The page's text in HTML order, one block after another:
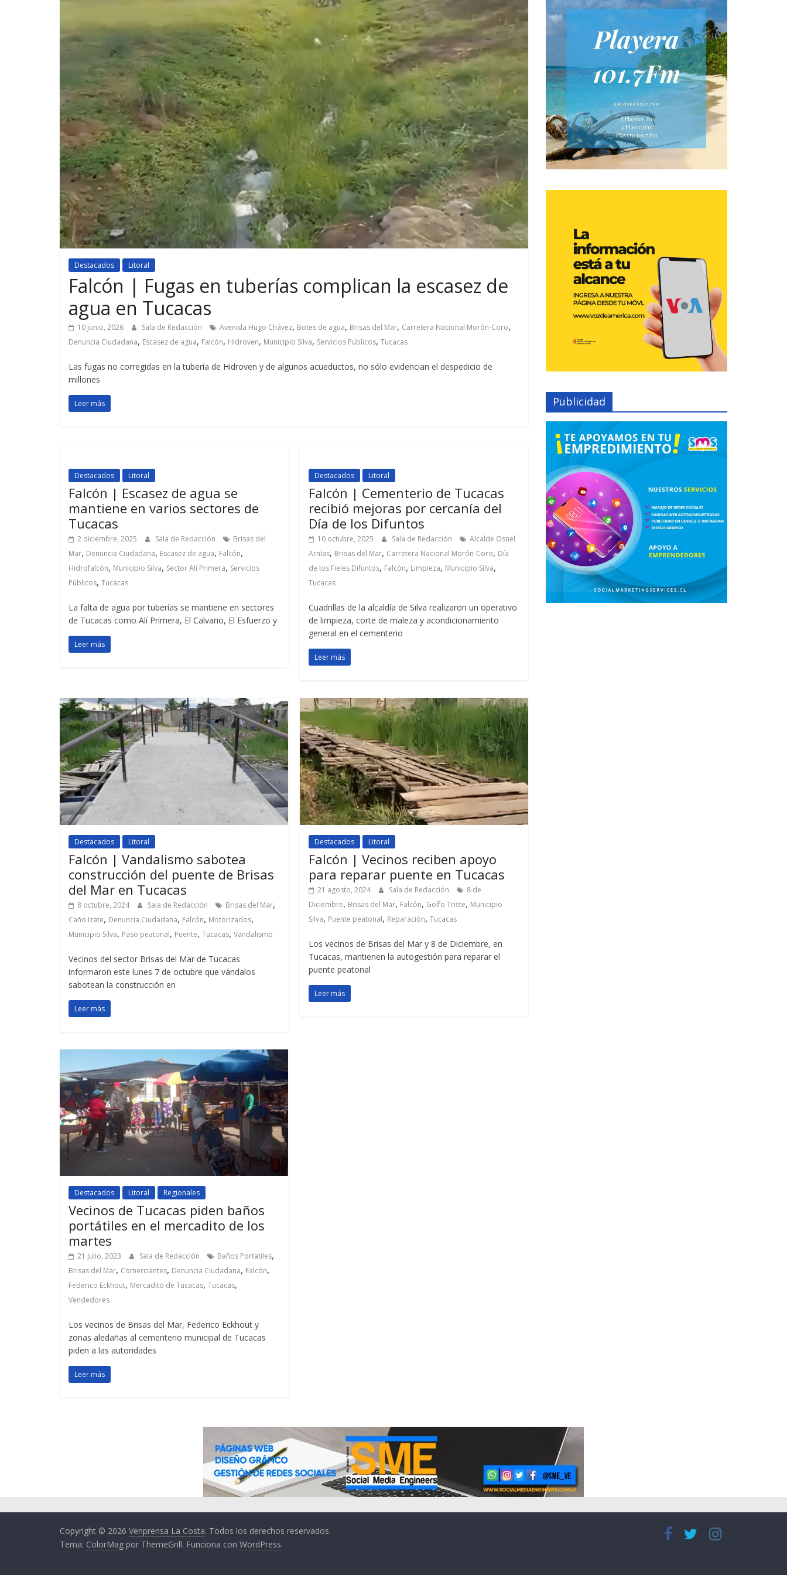
Destacados Litoral
Falcón | Fugas en tuberías complican la escasez de
agua en Tucacas
10 junio, 2026 Sala de Redacción Avenida Hugo Chávez, Botes de agua, Brisas del Mar, Carretera Nacional Morón-Coro,
Denuncia Ciudadana, Escasez de agua, Falcón, Hidroven, Municipio Silva, Servicios Públicos, Tucacas
Las fugas no corregidas en la tubería de Hidroven y de algunos acueductos, no sólo evidencian el despedicio de
millones
Leer más
Destacados Litoral
Falcón | Escasez de agua se
mantiene en varios sectores de
Tucacas
2 diciembre, 2025 Sala de Redacción
Brisas del
Mar, Denuncia Ciudadana, Escasez de agua, Falcón,
Hidrofalcón, Municipio Silva, Sector Alí Primera, Servicios
Públicos, Tucacas
La falta de agua por tuberías se mantiene en sectores
de Tucacas como Alí Primera, El Calvario, El Esfuerzo y
Leer más
Destacados Litoral
Falcón | Cementerio de Tucacas
recibió mejoras por cercanía del
Día de los Difuntos
10 octubre, 2025 Sala de Redacción
Alcalde Osnel
Arnías, Brisas del Mar, Carretera Nacional Morón-Coro, Día
de los Fieles Difuntos, Falcón, Limpieza, Municipio Silva,
Tucacas
Cuadrillas de la alcaldía de Silva realizaron un operativo
de limpieza, corte de maleza y acondicionamiento
general en el cementerio
Leer más
Destacados Litoral
Falcón | Vandalismo sabotea
construcción del puente de Brisas
del Mar en Tucacas
8 octubre, 2024 Sala de Redacción Brisas del Mar,
Caño Izate, Denuncia Ciudadana, Falcón, Motorizados,
Municipio Silva, Paso peatonal, Puente, Tucacas, Vandalismo
Vecinos del sector Brisas del Mar de Tucacas
informaron este lunes 7 de octubre que vándalos
sabotean la construcción en
Leer más
Destacados Litoral
Falcón | Vecinos reciben apoyo
para reparar puente en Tucacas
21 agosto, 2024 Sala de Redacción
8 de
Diciembre, Brisas del Mar, Falcón, Golfo Triste, Municipio
Silva, Puente peatonal, Reparación,Tucacas
Los vecinos de Brisas del Mar y 8 de Diciembre, en
Tucacas, mantienen la autogestión para reparar el
puente peatonal
Leer más
Destacados Litoral Regionales
Vecinos de Tucacas piden baños
portátiles en el mercadito de los
martes
21 julio, 2023 Sala de Redacción Baños Portatiles,
Brisas del Mar, Comerciantes, Denuncia Ciudadana, Falcón,
Federico Eckhout, Mercadito de Tucacas, Tucacas,
Vendedores
Los vecinos de Brisas del Mar, Federico Eckhout y
zonas aledañas al cementerio municipal de Tucacas
piden a las autoridades
Leer más
Publicidad
Copyright © 2026 Venprensa La Costa. Todos los derechos reservados.
Tema: ColorMag por ThemeGrill. Funciona con WordPress.